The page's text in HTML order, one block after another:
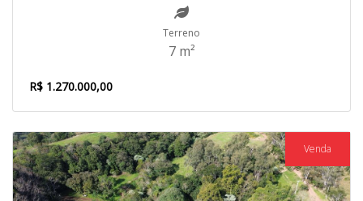
Terreno
7 m²
R$ 1.270.000,00
Venda